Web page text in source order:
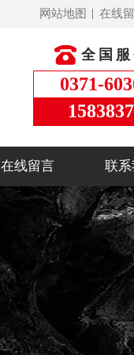
在线
网站地图
全国
0371-
在线留言 联